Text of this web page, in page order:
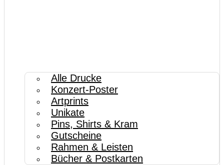
Alle Drucke
Konzert-Poster
Artprints
Unikate
Pins, Shirts & Kram
Gutscheine
Rahmen & Leisten
Bücher & Postkarten